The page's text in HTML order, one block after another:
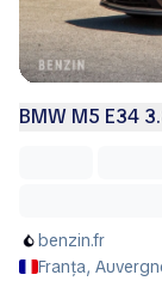
BMW M5 E34
benzin.fr
Franța,